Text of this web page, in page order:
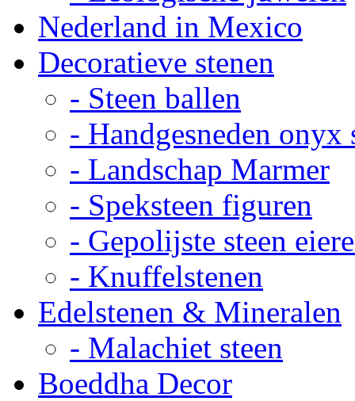
Nederland in Mexico
Decoratieve stenen
- Steen ballen
- Handgesneden onyx
- Landschap Marmer
- Speksteen figuren
- Gepolijste steen
- Knuffelstenen
Edelstenen & Mineralen
- Malachiet steen
Boeddha Decor